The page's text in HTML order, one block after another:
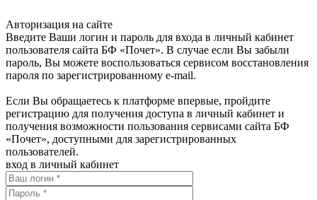
Авторизация на сайте
Введите Ваши логин и пароль для входа в личный кабинет
пользователя сайта БФ «Почет». В случае если Вы забыли
пароль, Вы можете воспользоваться сервисом восстановления
пароля по зарегистрированному e-mail.
Если Вы обращаетесь к платформе впервые, пройдите
регистрацию для получения доступа в личный кабинет и
получения возможности пользования сервисами сайта БФ
«Почет», доступными для зарегистрированных
пользователей.
вход в личный кабинет